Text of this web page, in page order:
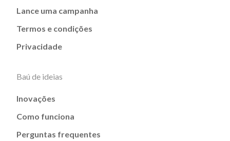
Lance uma campanha
Termos e condições
Privacidade
Baú de ideias
Inovações
Como funciona
Perguntas frequentes